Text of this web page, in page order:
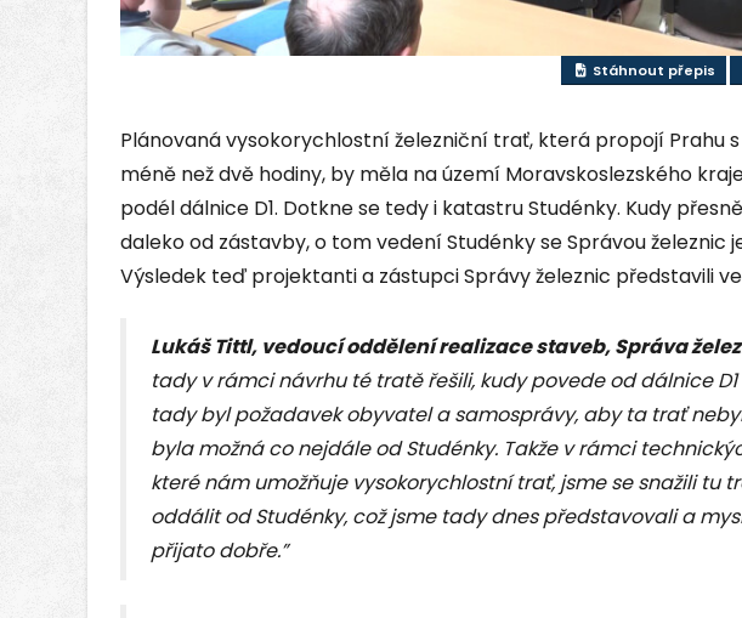
Stáhnout přepis
Plánovaná vysokorychlostní železniční trať, která propojí Prahu
méně než dvě hodiny, by měla na území Moravskoslezského
podél dálnice D1. Dotkne se tedy i katastru Studénky. Kudy
daleko od zástavby, o tom vedení Studénky se Správou železnic
Výsledek teď projektanti a zástupci Správy železnic představili
Lukáš Tittl, vedoucí oddělení realizace staveb, Správa
tady v rámci návrhu té tratě řešili, kudy povede od dálnice D1
tady byl požadavek obyvatel a samosprávy, aby ta trať
byla možná co nejdále od Studénky. Takže v rámci
které nám umožňuje vysokorychlostní trať, jsme se snažili tu
oddálit od Studénky, což jsme tady dnes představovali a
přijato dobře.”